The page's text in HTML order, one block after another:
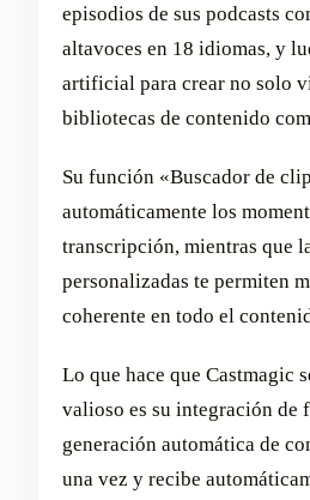
episodios de sus podcasts
altavoces en 18 idiomas, y
artificial para crear no solo
bibliotecas de contenido
Su función «Buscador de
automáticamente los
transcripción, mientras que
personalizadas te permiten
coherente en todo el
Lo que hace que Castmagic
valioso es su integración de
generación automática de
una vez y recibe